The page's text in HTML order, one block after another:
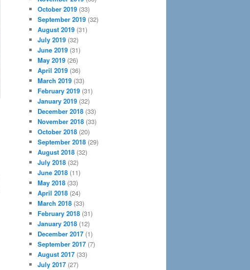
October 2019 (33)
September 2019 (32)
August 2019 (31)
July 2019 (32)
June 2019 (31)
May 2019 (26)
April 2019 (36)
March 2019 (33)
February 2019 (31)
January 2019 (32)
December 2018 (33)
November 2018 (33)
October 2018 (20)
September 2018 (29)
August 2018 (32)
July 2018 (32)
June 2018 (11)
May 2018 (33)
April 2018 (24)
March 2018 (33)
February 2018 (31)
January 2018 (12)
December 2017 (1)
September 2017 (7)
August 2017 (33)
July 2017 (27)